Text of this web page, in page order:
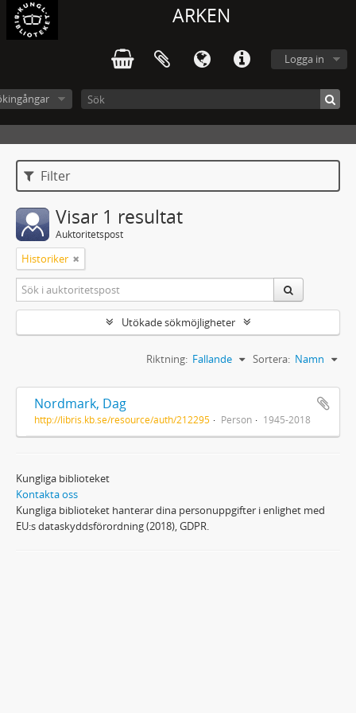
ARKEN
Logga in
Filter
Visar 1 resultat
Auktoritetspost
Historiker
Utökade sökmöjligheter
Sortera: Namn
Riktning: Fallande
Nordmark, Dag
http://libris.kb.se/resource/auth/212295 Person 1945-2018
Kungliga biblioteket
Kontakta oss
Kungliga biblioteket hanterar dina personuppgifter i enlighet med
EU:s dataskyddsförordning (2018), GDPR.